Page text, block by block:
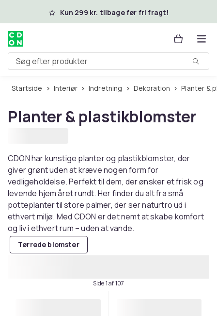
Spring til hovedindhold
Kun 299 kr. tilbage før fri fragt!
Søg efter produkter
Startside Interiør Indretning Dekoration Planter &
Planter & plastikblomster
CDON har kunstige planter og plastikblomster, der
giver grønt uden at kræve nogen form for
vedligeholdelse. Perfekt til dem, der ønsker et frisk og
levende hjem året rundt. Her finder du alt fra små
potteplanter til store palmer, der ser naturtro ud i
ethvert miljø. Med CDON er det nemt at skabe komfort
og liv i ethvert rum – uden at vande.
Tørrede blomster
Side 1 af 107